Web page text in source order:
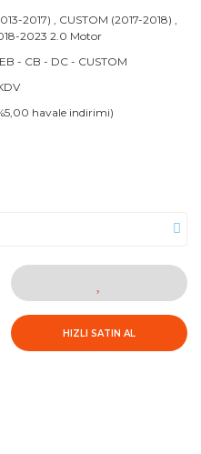
2017) , CUSTOM (2017-2018) ,
2023 2.0 Motor
- CB - DC - CUSTOM
havale indirimi)
HIZLI SATIN AL